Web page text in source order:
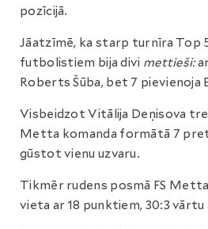
pozīcijā.
Jāatzīmē, ka starp turnīra Top
futbolistiem bija divi mettieši:
Roberts Šūba, bet 7 pievienoja
Visbeidzot Vitālija Deņisova
Metta komanda formātā 7
gūstot vienu uzvaru.
Tikmēr rudens posmā FS
vieta ar 18 punktiem, 30:3